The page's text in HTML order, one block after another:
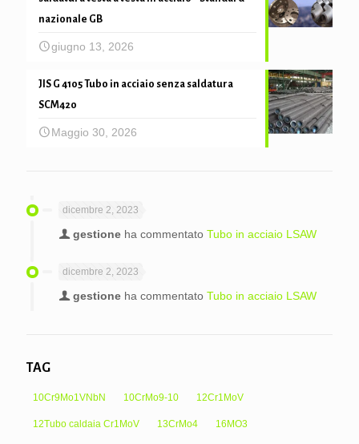
nazionale GB
giugno 13, 2026
JIS G 4105 Tubo in acciaio senza saldatura
SCM420
Maggio 30, 2026
dicembre 2, 2023
gestione ha commentato Tubo in acciaio LSAW
dicembre 2, 2023
gestione ha commentato Tubo in acciaio LSAW
TAG
10Cr9Mo1VNbN 10CrMo9-10 12Cr1MoV
12Tubo caldaia Cr1MoV 13CrMo4 16MO3